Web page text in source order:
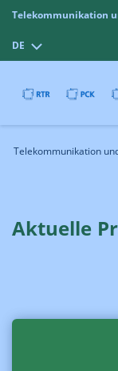
Telekommunikation
DE
Telekommunikation
Aktuelle